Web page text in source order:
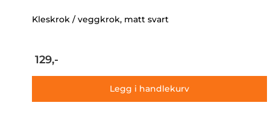
Kleskrok / veggkrok, matt svart
129,-
Legg i handlekurv